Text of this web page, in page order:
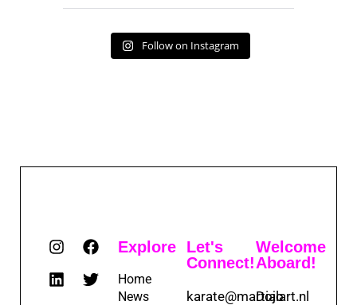
Follow on Instagram
Explore
Home
News
Let's
Connect!
karate@martialart.nl
Welcome
Aboard!
Dojo